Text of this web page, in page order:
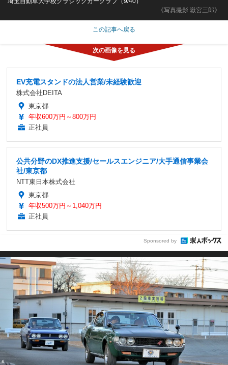
《写真撮影 嶽宮三郎》
この記事へ戻る
EV充電スタンドの法人営業/未経験歓迎
株式会社DEITA
東京都
年収600万円～800万円
正社員
公共分野のDX推進支援/セールスエンジニア/大手通信事業会
社/東京都
NTT東日本株式会社
東京都
年収500万円～1,040万円
正社員
Sponsored by